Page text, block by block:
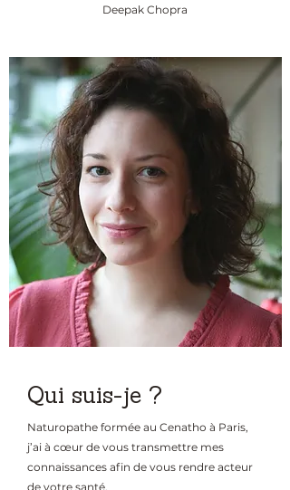
Deepak Chopra
Qui suis-je ?
Naturopathe formée au Cenatho à Paris,
j’ai à cœur de vous transmettre mes
connaissances afin de vous rendre acteur
de votre santé.